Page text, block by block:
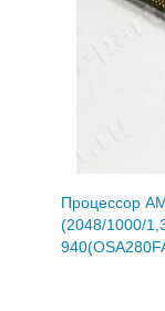
Процессор
(2048/1000/